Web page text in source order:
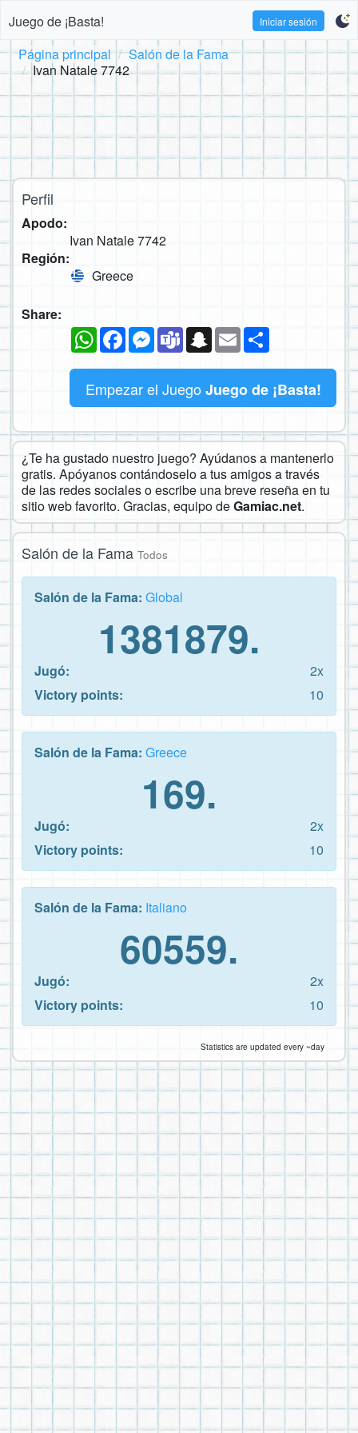
Juego de ¡Basta! Iniciar sesión
Página principal
Salón de la Fama
Ivan Natale 7742
Perfil
Apodo:
Ivan Natale 7742
Región:
Greece
Share:
WhatsAppFacebookMessenger
TeamsSnapchat
Email
Empezar el Juego Juego de ¡Basta!
¿Te ha gustado nuestro juego? Ayúdanos a mantenerlo
gratis. Apóyanos contándoselo a tus amigos a través
de las redes sociales o escribe una breve reseña en tu
sitio web favorito. Gracias, equipo deGamiac.net.
Salón de la Fama Todos
Salón de la Fama: Global
1381879.
Jugó:
2x
Victory points:
10
Salón de la Fama: Greece
169.
Jugó:
2x
Victory points:
10
Salón de la Fama: Italiano
60559.
Jugó:
2x
Victory points:
10
Statistics are updated every ~day